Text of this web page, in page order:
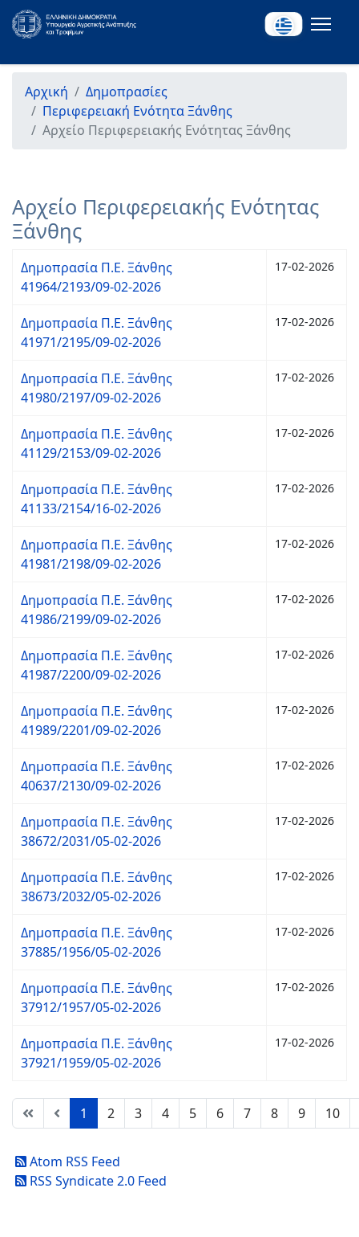
Αρχική
Δημοπρασίες
Περιφερειακή Ενότητα Ξάνθης
Αρχείο Περιφερειακής Ενότητας Ξάνθης
Αρχείο Περιφερειακής Ενότητας
Ξάνθης
Δημοπρασία Π.Ε. Ξάνθης
41964/2193/09-02-2026
17-02-2026
Δημοπρασία Π.Ε. Ξάνθης
41971/2195/09-02-2026
17-02-2026
Δημοπρασία Π.Ε. Ξάνθης
41980/2197/09-02-2026
17-02-2026
Δημοπρασία Π.Ε. Ξάνθης
41129/2153/09-02-2026
17-02-2026
Δημοπρασία Π.Ε. Ξάνθης
41133/2154/16-02-2026
17-02-2026
Δημοπρασία Π.Ε. Ξάνθης
41981/2198/09-02-2026
17-02-2026
Δημοπρασία Π.Ε. Ξάνθης
41986/2199/09-02-2026
17-02-2026
Δημοπρασία Π.Ε. Ξάνθης
41987/2200/09-02-2026
17-02-2026
Δημοπρασία Π.Ε. Ξάνθης
41989/2201/09-02-2026
17-02-2026
Δημοπρασία Π.Ε. Ξάνθης
40637/2130/09-02-2026
17-02-2026
Δημοπρασία Π.Ε. Ξάνθης
38672/2031/05-02-2026
17-02-2026
Δημοπρασία Π.Ε. Ξάνθης
38673/2032/05-02-2026
17-02-2026
Δημοπρασία Π.Ε. Ξάνθης
37885/1956/05-02-2026
17-02-2026
Δημοπρασία Π.Ε. Ξάνθης
37912/1957/05-02-2026
17-02-2026
Δημοπρασία Π.Ε. Ξάνθης
37921/1959/05-02-2026
17-02-2026
1 2 3 4 5 6 7 8 9 10
Atom RSS Feed
RSS Syndicate 2.0 Feed